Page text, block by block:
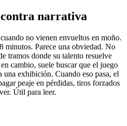
narrativa
no vienen envueltos en moño.
Parece una obviedad. No
tramos donde su talento resuelve
cambio, suele buscar que el juego
una exhibición. Cuando eso pasa, el
peaje en pérdidas, tiros forzados
Útil para leer.